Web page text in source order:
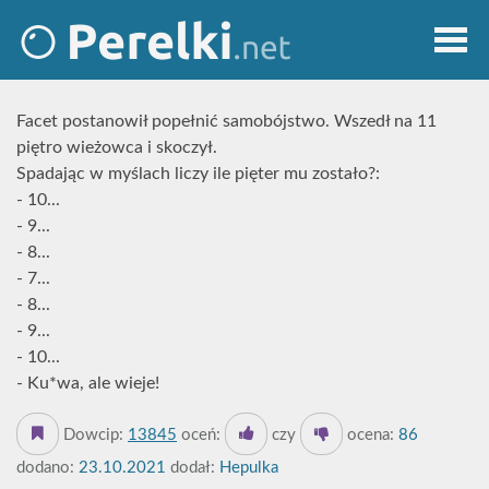
Facet postanowił popełnić samobójstwo. Wszedł na 11
piętro wieżowca i skoczył.
Spadając w myślach liczy ile pięter mu zostało?:
- 10...
- 9...
- 8...
- 7...
- 8...
- 9...
- 10...
- Ku*wa, ale wieje!
Dowcip: 13845 oceń: czy ocena: 86
dodano: 23.10.2021 dodał: Hepulka